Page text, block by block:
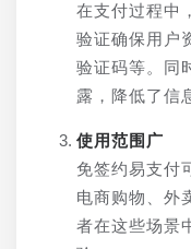
在支付过程中
验证确保用户
验证码等。同
露，降低了信
使用范围广
免签约易支付
电商购物、外
者在这些场景